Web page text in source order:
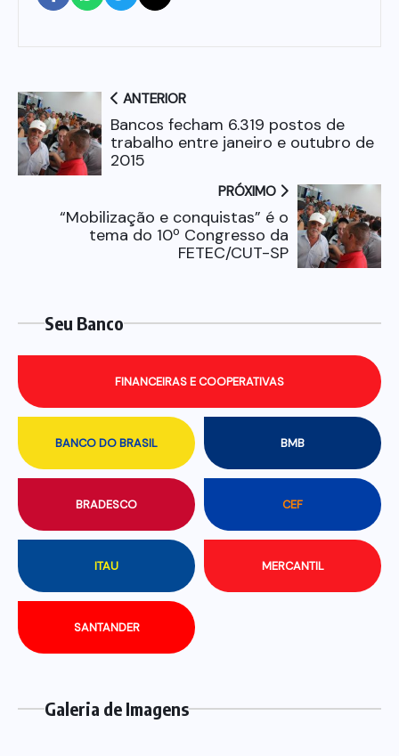
ANTERIOR
Bancos fecham 6.319 postos de
trabalho entre janeiro e outubro de
2015
PRÓXIMO
“Mobilização e conquistas” é o
tema do 10º Congresso da
FETEC/CUT-SP
Seu Banco
BANCO DO BRASIL BMB
BRADESCO CEF
FINANCEIRAS E COOPERATIVAS
ITAU MERCANTIL
SANTANDER
Galeria de Imagens